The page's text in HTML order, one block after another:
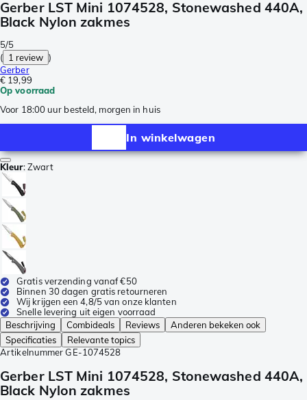
Gerber LST Mini 1074528, Stonewashed 440A,
Black Nylon zakmes
5/5
( 1 review )
Gerber
€ 19,99
Op voorraad
Voor 18:00 uur besteld, morgen in huis
In winkelwagen
Kleur:Zwart
Gratis verzending vanaf €50
Binnen 30 dagen gratis retourneren
Wij krijgen een 4,8/5 van onze klanten
Snelle levering uit eigen voorraad
Beschrijving
Combideals Reviews
Anderen bekeken ook
Specificaties
Relevante topics
Artikelnummer GE-1074528
Gerber LST Mini 1074528, Stonewashed 440A,
Black Nylon zakmes